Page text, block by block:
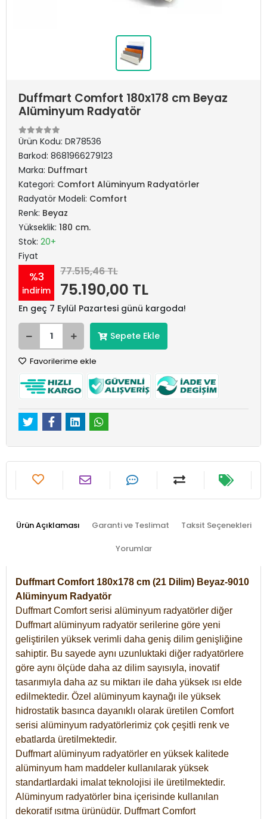
Duffmart Comfort 180x178 cm Beyaz
Alüminyum Radyatör
Ürün Kodu: DR78536
Barkod: 8681966279123
Marka: Duffmart
Kategori: Comfort Alüminyum Radyatörler
Radyatör Modeli: Comfort
Renk: Beyaz
Yükseklik: 180 cm.
Stok: 20+
Fiyat
%3
indirim
77.515,46 TL
75.190,00 TL
En geç 7 Eylül Pazartesi günü kargoda!
Sepete Ekle
Favorilerime ekle
Ürün Açıklaması Garanti ve Teslimat Taksit Seçenekleri
Yorumlar
Duffmart Comfort 180x178 cm (21 Dilim) Beyaz-9010
Alüminyum Radyatör
Duffmart Comfort serisi alüminyum radyatörler diğer
Duffmart alüminyum radyatör serilerine göre yeni
geliştirilen yüksek verimli daha geniş dilim genişliğine
sahiptir. Bu sayede aynı uzunluktaki diğer radyatörlere
göre aynı ölçüde daha az dilim sayısıyla, inovatif
tasarımıyla daha az su miktarı ile daha yüksek ısı elde
edilmektedir. Özel alüminyum kaynağı ile yüksek
hidrostatik basınca dayanıklı olarak üretilen Comfort
serisi alüminyum radyatörlerimiz çok çeşitli renk ve
ebatlarda üretilmektedir.
Duffmart alüminyum radyatörler en yüksek kalitede
alüminyum ham maddeler kullanılarak yüksek
standartlardaki imalat teknolojisi ile üretilmektedir.
Alüminyum radyatörler bina içerisinde kullanılan
dekoratif ısıtma ürünüdür. Duffmart Comfort